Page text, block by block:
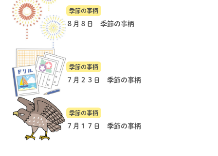
季節の事柄
８月８日 季節の事柄
季節の事柄
７月２３日 季節の事柄
季節の事柄
７月１７日 季節の事柄